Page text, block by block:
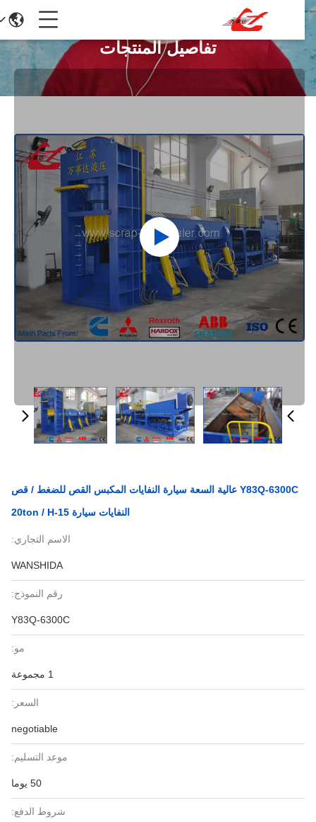
تفاصيل المنتجات
Y83Q-6300C عالية السعة سيارة النفايات المكبس القص للضغط / قص
النفايات سيارة 15-20ton / H
الاسم التجاري:
WANSHIDA
رقم النموذج:
Y83Q-6300C
مو:
السعر:
negotiable
موعد التسليم:
50 يوما
شروط الدفع: